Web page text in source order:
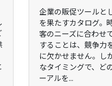
企業の販促ツールと
を果たすカタログ。
客のニーズに合わせ
することは、競争力
に欠かせません。し
なタイミングで、ど
ーアルを...